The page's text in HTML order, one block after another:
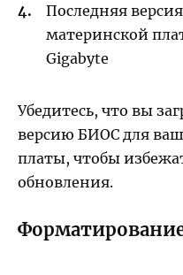
Последняя
материнской
Gigabyte
Убедитесь, что вы
версию БИОС для
платы, чтобы
обновления.